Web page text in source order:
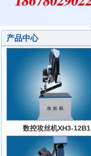
产品中心
数控攻丝机XH3-12B1